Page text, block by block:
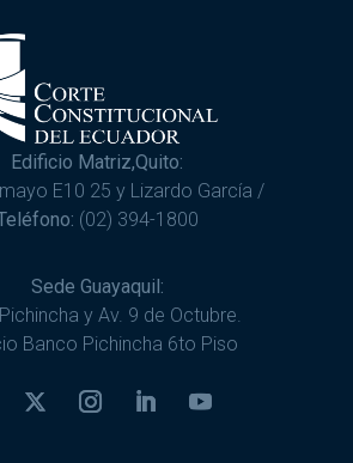
Edificio Matriz,Quito:
E10 25 y Lizardo García /
(02) 394-1800
Sede Guayaquil:
y Av. 9 de Octubre.
Banco Pichincha 6to Piso